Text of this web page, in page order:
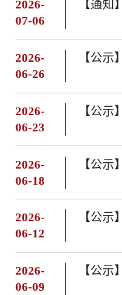
2026-
07-06
2026-
06-26
2026-
06-23
2026-
06-18
2026-
06-12
2026-
06-09